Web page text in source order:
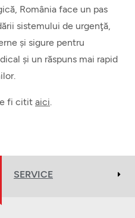
România face un pas
sistemului de urgenţă,
şi sigure pentru
şi un răspuns mai rapid
fi citit aici
SERVICE